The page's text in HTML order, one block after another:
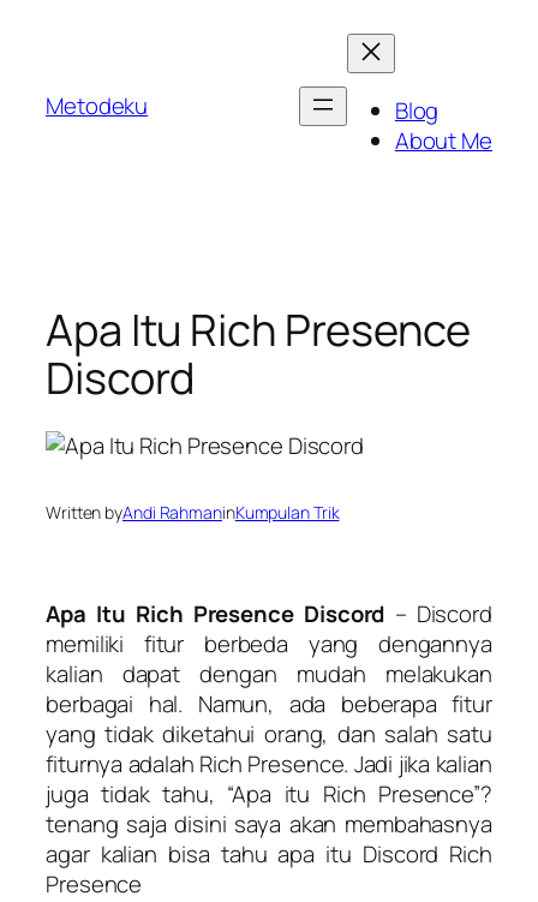
Metodeku
Blog
About Me
Apa Itu Rich Presence
Discord
Written byAndi RahmaninKumpulan Trik
Apa Itu Rich Presence Discord – Discord
memiliki fitur berbeda yang dengannya
kalian dapat dengan mudah melakukan
berbagai hal. Namun, ada beberapa fitur
yang tidak diketahui orang, dan salah satu
fiturnya adalah Rich Presence. Jadi jika kalian
juga tidak tahu, “Apa itu Rich Presence”?
tenang saja disini saya akan membahasnya
agar kalian bisa tahu apa itu Discord Rich
Presence